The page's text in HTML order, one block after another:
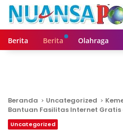
Berita Berita Olahraga
Beranda Uncategorized
Bantuan Fasilitas Internet Gratis
Uncategorized